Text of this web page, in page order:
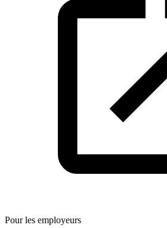
Pour les employeurs